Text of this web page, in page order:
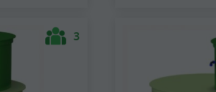
3